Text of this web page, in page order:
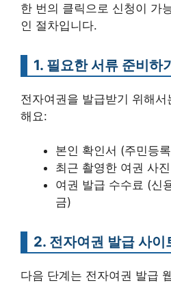
한 번의 클릭으로 신청이 가
인 절차입니다.
1. 필요한 서류 준비하
전자여권을 발급받기 위해
해요:
본인 확인서 (주민등
최근 촬영한 여권 사진
여권 발급 수수료 (신
금)
2. 전자여권 발급 사이
다음 단계는 전자여권 발급